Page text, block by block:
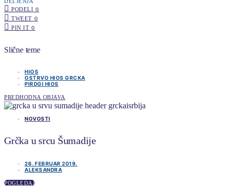
PODELI 0
TWEET 0
PIN IT 0
Slične teme
HIOS
OSTRVO HIOS GRCKA
PIRDGI HIOS
PREDHODNA OBJAVA
NOVOSTI
Grčka u srcu Šumadije
26. FEBRUAR 2019.
ALEKSANDRA
POGLEDAJ